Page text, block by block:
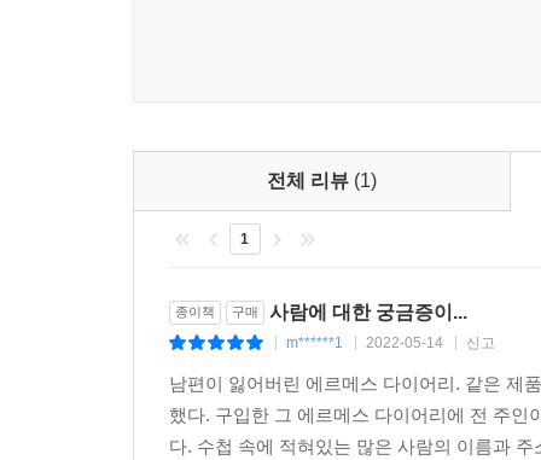
피카소라는 너무도 강렬한 천재의 광채에 가
연민으로, 벤케문은 이해할 수도, 받아들일 수도
지난한 작업과 도라라는 인물의 모호함과 복잡
한국어판에서는 예술가로서의 도라 마르의 진
작품들을 저작권자의 동의를 구해 컬러로 수록했
용감하고 깊이 있는 탐사 프로젝트... 수십 년간
전체 리뷰 (1)
1
종이책 구매 사람에 대한 궁금증이...
m******1 2022-05-14 신고
남편이 잃어버린 에르메스 다이어리. 같은 제
했다. 구입한 그 에르메스 다이어리에 전 주
다. 수첩 속에 적혀있는 많은 사람의 이름과